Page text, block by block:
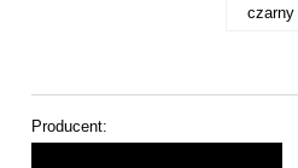
czarny
Producent: